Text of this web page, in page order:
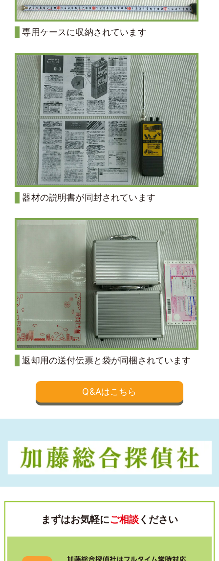
専用ケースに収納されています
器材の説明書が同封されています
返却用の送付伝票と袋が同梱されています
Q&Aはこちら
まずはお気軽にご相談 ください